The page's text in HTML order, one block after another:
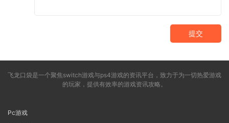
提交
飞龙口袋是一个聚焦switch游戏与ps4游戏的资讯平台，致力于为一切热爱游戏
的玩家，提供有效率的游戏资讯攻略。
Pc游戏